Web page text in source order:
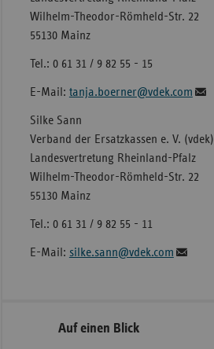
Wilhelm-Theodor-Römheld-Str. 22
55130 Mainz
Tel.: 0 61 31 / 9 82 55 - 15
E-Mail: tanja.boerner@vdek.com
Silke Sann
Verband der Ersatzkassen e. V. (vdek)
Landesvertretung Rheinland-Pfalz
Wilhelm-Theodor-Römheld-Str. 22
55130 Mainz
Tel.: 0 61 31 / 9 82 55 - 11
E-Mail: silke.sann@vdek.com
Seitennavigation
SeitenleisteAuf einen Blick